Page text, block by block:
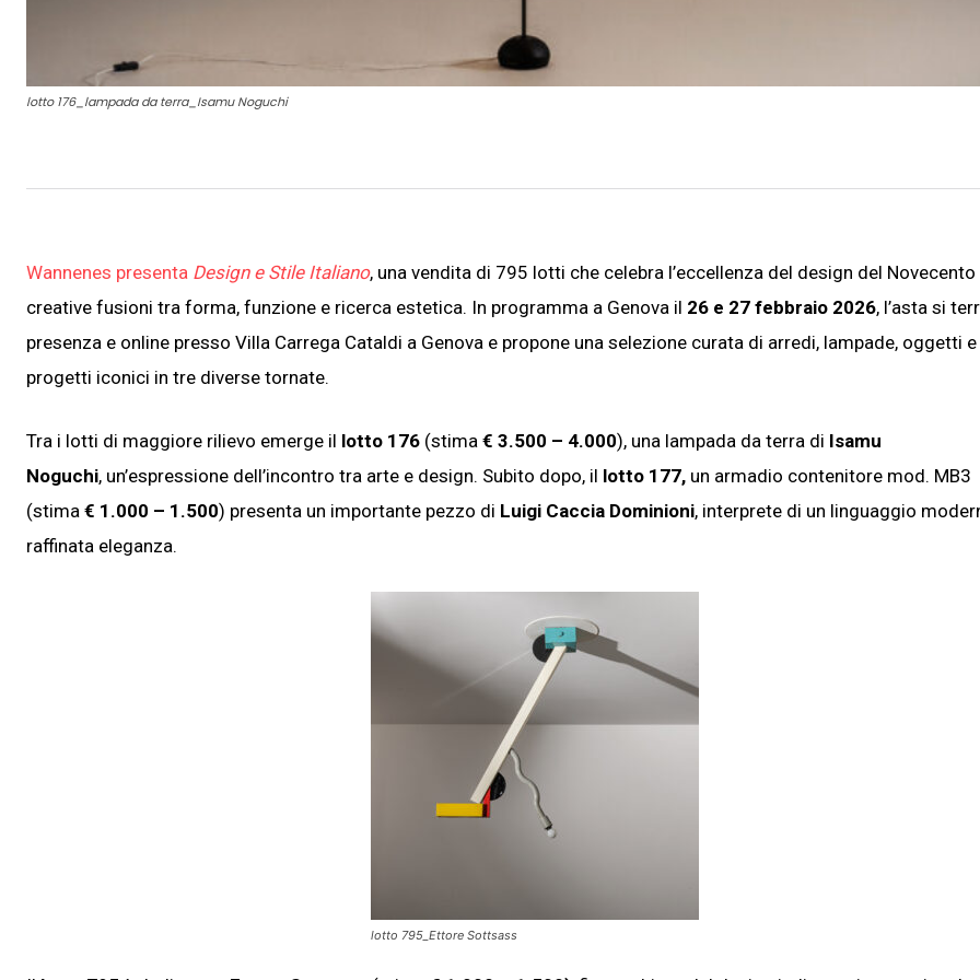
lotto 176_lampada da terra_Isamu Noguchi
Wannenes presenta Design e Stile Italiano, una vendita di 795 lotti che celebra l’eccellenza del design del Novecento
creative fusioni tra forma, funzione e ricerca estetica. In programma a Genova il 26 e 27 febbraio 2026, l’asta si
presenza e online presso Villa Carrega Cataldi a Genova e propone una selezione curata di arredi, lampade, oggetti e
progetti iconici in tre diverse tornate.
Tra i lotti di maggiore rilievo emerge il lotto 176 (stima € 3.500 – 4.000), una lampada da terra di Isamu
Noguchi, un’espressione dell’incontro tra arte e design. Subito dopo, il lotto 177, un armadio contenitore mod. MB3
(stima € 1.000 – 1.500) presenta un importante pezzo di Luigi Caccia Dominioni, interprete di un linguaggio
raffinata eleganza.
lotto 795_Ettore Sottsass